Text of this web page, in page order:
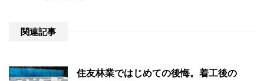
関連記事
住友林業ではじめての後悔。着工後の